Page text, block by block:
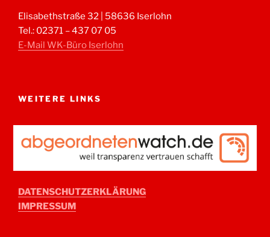
Elisabethstraße 32 | 58636 Iserlohn
Tel.: 02371 – 437 07 05
E-Mail WK-Büro Iserlohn
WEITERE LINKS
DATENSCHUTZERKLÄRUNG
IMPRESSUM